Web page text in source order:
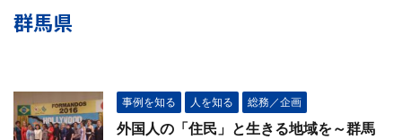
群馬県
事例を知る 人を知る 総務／企画
外国人の「住民」と生きる地域を～群馬